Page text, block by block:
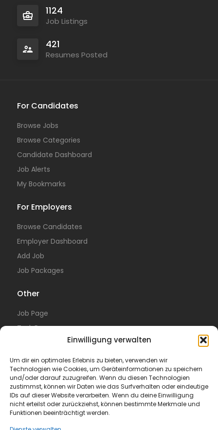
Einwilligung verwalten
Um dir ein optimales Erlebnis zu bieten, verwenden wir
Technologien wie Cookies, um Geräteinformationen zu speichern
und/oder darauf zuzugreifen. Wenn du diesen Technologien
zustimmst, können wir Daten wie das Surfverhalten oder eindeutige
IDs auf dieser Website verarbeiten. Wenn du deine Einwilligung
nicht erteilst oder zurückziehst, können bestimmte Merkmale und
Funktionen beeinträchtigt werden.
1124
Job Listings
421
Resumes Posted
For Candidates
Browse Jobs
Browse Categories
Candidate Dashboard
Job Alerts
My Bookmarks
For Employers
Browse Candidates
Employer Dashboard
Add Job
Job Packages
Other
Job Page
Task Page
Blog
Translating 15000 words from english to german
Legal
Privacy Policy